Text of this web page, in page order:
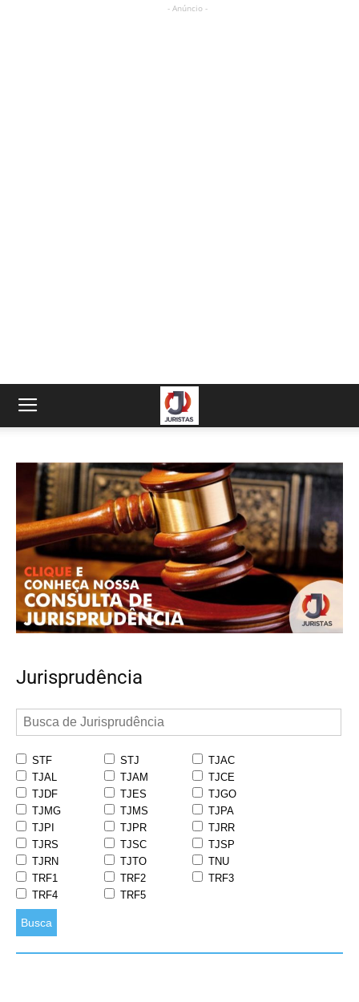
- Anúncio -
Jurisprudência
STF STJ
TJAC
TJAL
TJAM
TJCE
TJDF
TJES
TJGO
TJMG
TJMS
TJPA
TJPI
TJPR
TJRR
TJRS
TJSC
TJSP
TJRN
TJTO
TNU
TRF1
TRF2
TRF3
TRF4
TRF5
Busca